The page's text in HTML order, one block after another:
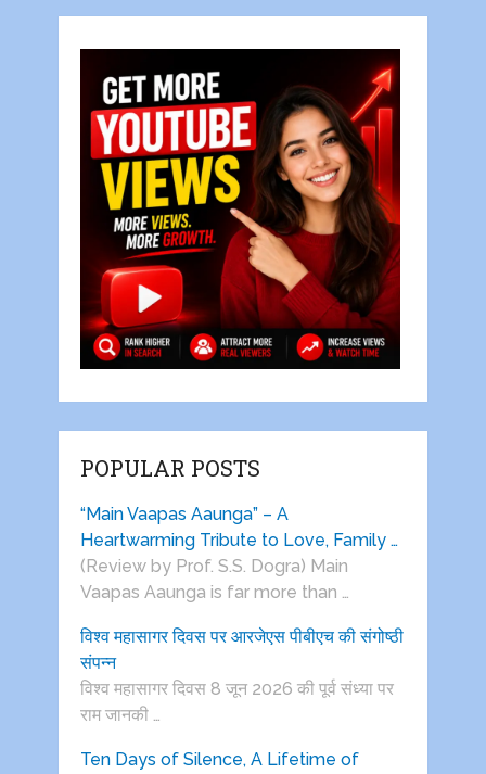
POPULAR POSTS
“Main Vaapas Aaunga” – A
Heartwarming Tribute to Love, Family …
(Review by Prof. S.S. Dogra) Main
Vaapas Aaunga is far more than …
विश्व महासागर दिवस पर आरजेएस पीबीएच की संगोष्ठी
संपन्न
विश्व महासागर दिवस 8 जून 2026 की पूर्व संध्या पर
राम जानकी …
Ten Days of Silence, A Lifetime of